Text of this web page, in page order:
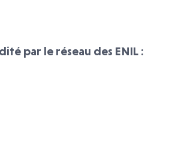
par le réseau des ENIL :